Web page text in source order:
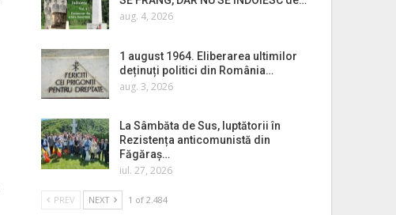
aug. 4, 2026
1 august 1964. Eliberarea ultimilor
deținuți politici din România…
aug. 3, 2026
La Sâmbăta de Sus, luptătorii în
Rezistența anticomunistă din
Făgăraș…
iul. 27, 2026
PREV NEXT 1 of 2.484